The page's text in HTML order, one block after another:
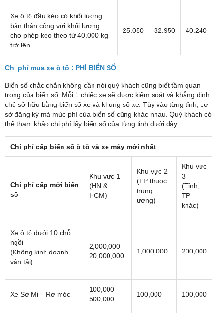
Xe ô tô đầu kéo có khối lượng
bản thân cộng với khối lượng
cho phép kéo theo từ 40.000 kg
trở lên
25.050 32.950 40.240
Chi phí mua xe ô tô : PHÍ BIỂN SỐ
Biển số chắc chắn không cần nói quý khách cũng biết tầm quan
trọng của biển số. Mỗi 1 chiếc xe sẽ được kiểm soát và khẳng định
chủ sở hữu bằng biển số xe và khung số xe. Tùy vào từng tỉnh, cơ
sở đăng ký mà mức phí của biển số cũng khác nhau. Quý khách có
thể tham khảo chi phí lấy biển số của từng tỉnh dưới đây :
Chi phí cấp biển số ô tô và xe máy mới nhất
Chi phí cấp mới biển
số
Khu vực 1
(HN &
HCM)
Khu vực 2
(TP thuộc
trung
ương)
Khu vực
3
(Tỉnh,
TP
khác)
Xe ô tô dưới 10 chỗ
ngồi
(Không kinh doanh
vận tải)
2,000,000 –
20,000,000
1,000,000 200,000
Xe Sơ Mi – Rơ móc
100,000 –
500,000
100,000 100,000